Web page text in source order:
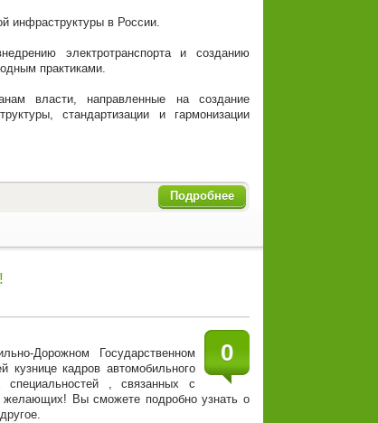
инфраструктуры в России.
электротранспорта и созданию
практиками.
власти, направленные на создание
стандартизации и гармонизации
Подробнее
0
Дорожном Государственном
кузнице кадров автомобильного
специальностей , связанных с
желающих! Вы сможете подробно узнать о